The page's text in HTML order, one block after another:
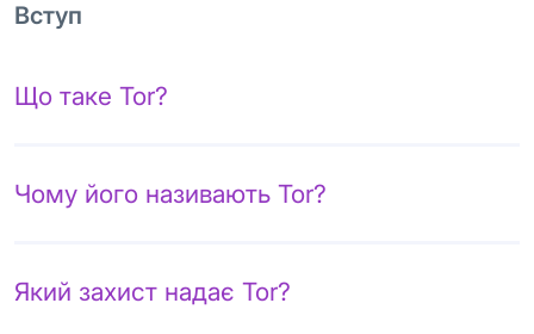
Вступ
Що таке Tor?
Чому його називають Tor?
Який захист надає Tor?